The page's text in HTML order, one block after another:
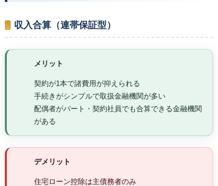
収入合算（連帯保証型）
メリット
契約が1本で諸費用が抑えられる
手続きがシンプルで取扱金融機関が多い
配偶者がパート・契約社員でも合算できる金融機関
がある
デメリット
住宅ローン控除は主債務者のみ